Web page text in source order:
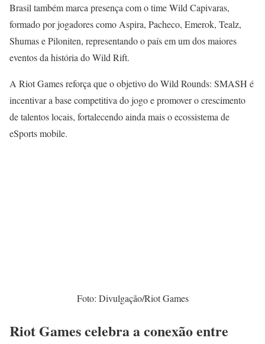
Brasil também marca presença com o time Wild Capivaras,
formado por jogadores como Aspira, Pacheco, Emerok, Tealz,
Shumas e Piloniten, representando o país em um dos maiores
eventos da história do Wild Rift.
A Riot Games reforça que o objetivo do Wild Rounds: SMASH é
incentivar a base competitiva do jogo e promover o crescimento
de talentos locais, fortalecendo ainda mais o ecossistema de
eSports mobile.
Foto: Divulgação/Riot Games
Riot Games celebra a conexão entre